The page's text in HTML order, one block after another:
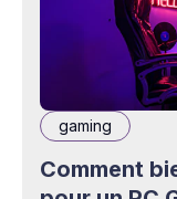
gaming
Comment